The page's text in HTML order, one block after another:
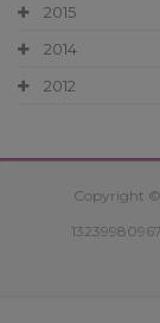
2015
2014
2012
Copyright ©